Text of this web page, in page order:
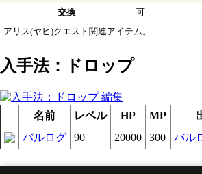
交換
可
アリス(ヤヒ)クエスト関連アイテム。
入手法：ドロップ
名前 レベル HP MP
バルログ
90 20000 300 バル